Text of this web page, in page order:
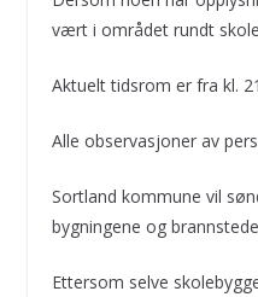
vært i området rundt
Aktuelt tidsrom er fra kl.
Alle observasjoner av
Sortland kommune vil
bygningene og
Ettersom selve